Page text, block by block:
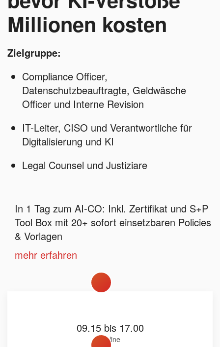
Millionen kosten
Zielgruppe:
Compliance Officer,
Datenschutzbeauftragte, Geldwäsche
Officer und Interne Revision
IT-Leiter, CISO und Verantwortliche für
Digitalisierung und KI
Legal Counsel und Justiziare
In 1 Tag zum AI-CO: Inkl. Zertifikat und S+P
Tool Box mit 20+ sofort einsetzbaren Policies
& Vorlagen
mehr erfahren
09.15 bis 17.00
Online